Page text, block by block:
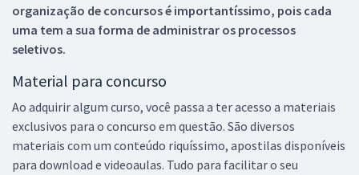
organização de concursos é importantíssimo, pois cada
uma tem a sua forma de administrar os processos
seletivos.
Material para concurso
Ao adquirir algum curso, você passa a ter acesso a materiais
exclusivos para o concurso em questão. São diversos
materiais com um conteúdo riquíssimo, apostilas disponíveis
para download e videoaulas. Tudo para facilitar o seu